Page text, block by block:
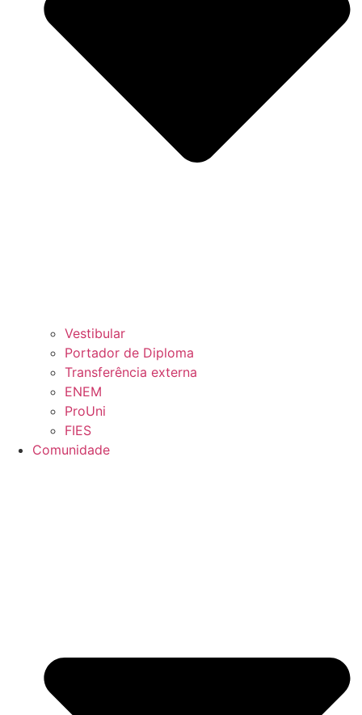
Vestibular
Portador de Diploma
Transferência externa
ENEM
ProUni
FIES
Comunidade